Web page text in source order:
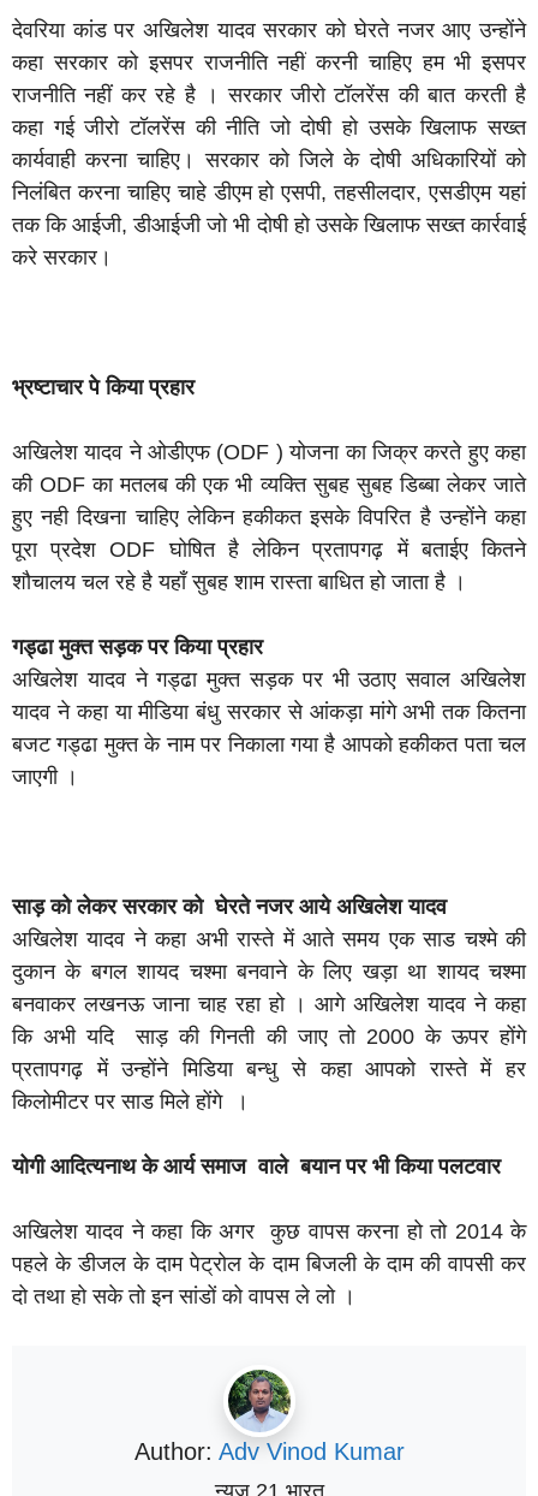
देवरिया कांड पर अखिलेश यादव सरकार को घेरते नजर आए उन्होंने
कहा सरकार को इसपर राजनीति नहीं करनी चाहिए हम भी इसपर
राजनीति नहीं कर रहे है । सरकार जीरो टॉलरेंस की बात करती है
कहा गई जीरो टॉलरेंस की नीति जो दोषी हो उसके खिलाफ सख्त
कार्यवाही करना चाहिए। सरकार को जिले के दोषी अधिकारियों को
निलंबित करना चाहिए चाहे डीएम हो एसपी, तहसीलदार, एसडीएम यहां
तक कि आईजी, डीआईजी जो भी दोषी हो उसके खिलाफ सख्त कार्रवाई
करे सरकार।
भ्रष्टाचार पे किया प्रहार
अखिलेश यादव ने ओडीएफ (ODF ) योजना का जिक्र करते हुए कहा
की ODF का मतलब की एक भी व्यक्ति सुबह सुबह डिब्बा लेकर जाते
हुए नही दिखना चाहिए लेकिन हकीकत इसके विपरित है उन्होंने कहा
पूरा प्रदेश ODF घोषित है लेकिन प्रतापगढ़ में बताईए कितने
शौचालय चल रहे है यहाँ सुबह शाम रास्ता बाधित हो जाता है ।
गड्ढा मुक्त सड़क पर किया प्रहार
अखिलेश यादव ने गड्ढा मुक्त सड़क पर भी उठाए सवाल अखिलेश
यादव ने कहा या मीडिया बंधु सरकार से आंकड़ा मांगे अभी तक कितना
बजट गड्ढा मुक्त के नाम पर निकाला गया है आपको हकीकत पता चल
जाएगी ।
साड़ को लेकर सरकार को घेरते नजर आये अखिलेश यादव
अखिलेश यादव ने कहा अभी रास्ते में आते समय एक साड चश्मे की
दुकान के बगल शायद चश्मा बनवाने के लिए खड़ा था शायद चश्मा
बनवाकर लखनऊ जाना चाह रहा हो । आगे अखिलेश यादव ने कहा
कि अभी यदि साड़ की गिनती की जाए तो 2000 के ऊपर होंगे
प्रतापगढ़ में उन्होंने मिडिया बन्धु से कहा आपको रास्ते में हर
किलोमीटर पर साड मिले होंगे ।
योगी आदित्यनाथ के आर्य समाज वाले बयान पर भी किया पलटवार
अखिलेश यादव ने कहा कि अगर कुछ वापस करना हो तो 2014 के
पहले के डीजल के दाम पेट्रोल के दाम बिजली के दाम की वापसी कर
दो तथा हो सके तो इन सांडों को वापस ले लो ।
Author: Adv Vinod Kumar